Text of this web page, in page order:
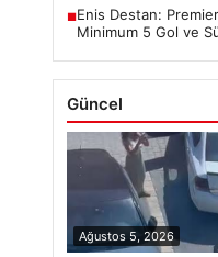
■Enis Destan:
Minimum 5 Gol ve
Güncel
Ağustos 5, 2026